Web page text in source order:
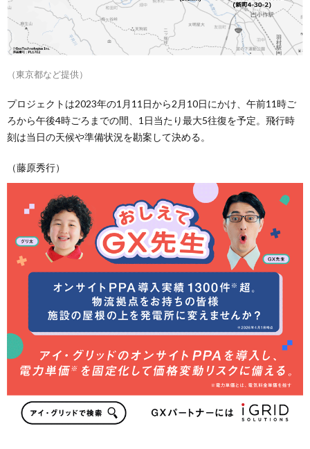
（東京都など提供）
プロジェクトは2023年の1月11日から2月10日にかけ、午前11時ご
ろから午後4時ごろまでの間、1日当たり最大5往復を予定。飛行時
刻は当日の天候や準備状況を勘案して決める。
（藤原秀行）